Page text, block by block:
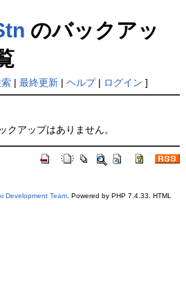
のバックアッ
| 最終更新| ヘルプ| ログイン ]
クアップはありません。
Development Team. Powered by PHP 7.4.33. HTML